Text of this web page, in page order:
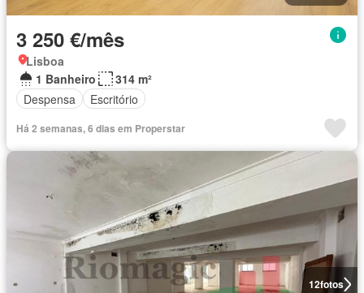
3 250 €/mês
Lisboa
1 Banheiro
314 m²
Despensa
Escritório
Há 2 semanas, 6 dias em Properstar
12fotos